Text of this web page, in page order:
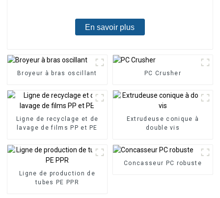
En savoir plus
Broyeur à bras oscillant PC Crusher
Ligne de recyclage et de
lavage de films PP et PE
Extrudeuse conique à
double vis
Ligne de production de
tubes PE PPR
Concasseur PC robuste